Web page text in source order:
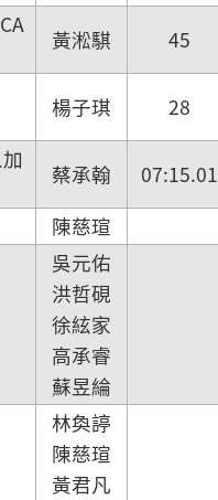
黃淞騏 45
楊子琪 28
蔡承翰 07:15.01
陳慈瑄
吳元佑
洪哲硯
徐絃家
高承睿
蘇昱綸
林奐諪
陳慈瑄
黃君凡